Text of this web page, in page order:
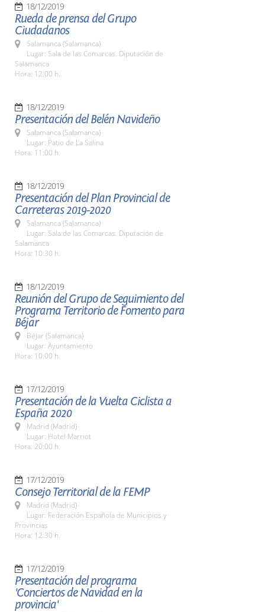
18/12/2019
Rueda de prensa del Grupo
Ciudadanos
Salamanca (Salamanca)
Lugar: Sala de las Comarcas. Diputación de
Salamanca
Hora: 12:00 h.
18/12/2019
Presentación del Belén Navideño
Salamanca (Salamanca)
Lugar: Patio de La Salina
Hora: 11:00 h.
18/12/2019
Presentación del Plan Provincial de
Carreteras 2019-2020
Salamanca (Salamanca)
Lugar: Sala de las Comarcas. Diputación de
Salamanca
Hora: 10:30 h.
18/12/2019
Reunión del Grupo de Seguimiento del
Programa Territorio de Fomento para
Béjar
Béjar (Salamanca)
Lugar: Ayuntamiento
Hora: 10:00 h.
17/12/2019
Presentación de la Vuelta Ciclista a
España 2020
Madrid (Madrid)
Lugar: Hotel Marriot
Hora: 20:00 h.
17/12/2019
Consejo Territorial de la FEMP
Madrid (Madrid)
Lugar: Federación Española de Municipios y
Provincias
Hora: 12:30 h.
17/12/2019
Presentación del programa
'Conciertos de Navidad en la
provincia'